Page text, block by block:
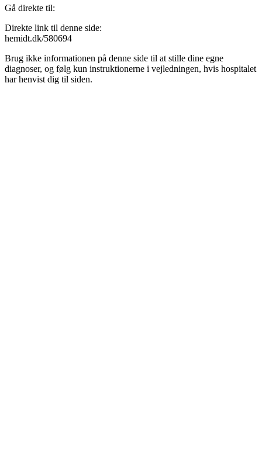
Gå direkte til:
Direkte link til denne side:
hemidt.dk/580694
Brug ikke informationen på denne side til at stille dine egne
diagnoser, og følg kun instruktionerne i vejledningen, hvis hospitalet
har henvist dig til siden.